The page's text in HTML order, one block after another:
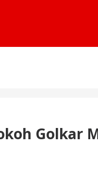
Golkar